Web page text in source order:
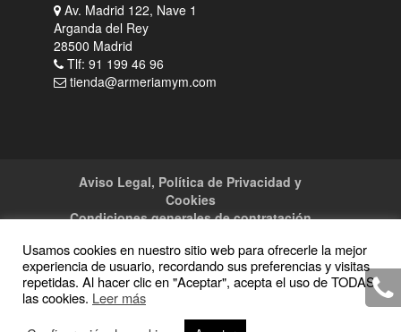
Av. Madrid 122, Nave 1
Arganda del Rey
28500 Madrid
Tlf: 91 199 46 96
tienda@armeriamym.com
Aviso Legal, Política de Privacidad y
Cookies
Condiciones generales de contratación
Copyright · 2016 Armeria M y M · Todos los
Usamos cookies en nuestro sitio web para ofrecerle la mejor
experiencia de usuario, recordando sus preferencias y visitas
repetidas. Al hacer clic en "Aceptar", acepta el uso de TODAS
las cookies. Leer más